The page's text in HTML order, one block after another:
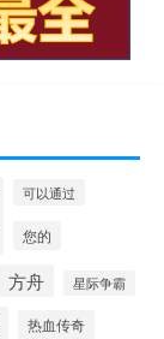
可以通过
您的
方舟 星际争霸
热血传奇